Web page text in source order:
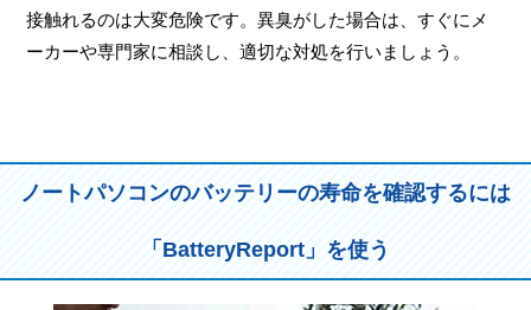
接触れるのは大変危険です。異臭がした場合は、すぐにメ
ーカーや専門家に相談し、適切な対処を行いましょう。
ノートパソコンのバッテリーの寿命を確認するには
「BatteryReport」を使う